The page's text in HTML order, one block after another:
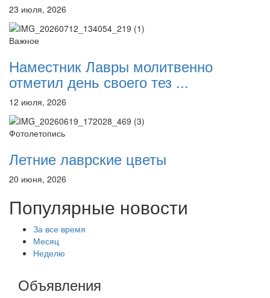
23 июля, 2026
Важное
Наместник Лавры молитвенно
отметил день своего тез ...
12 июля, 2026
Фотолетопись
Летние лаврские цветы
20 июня, 2026
Популярные новости
За все время
Месяц
Неделю
Объявления